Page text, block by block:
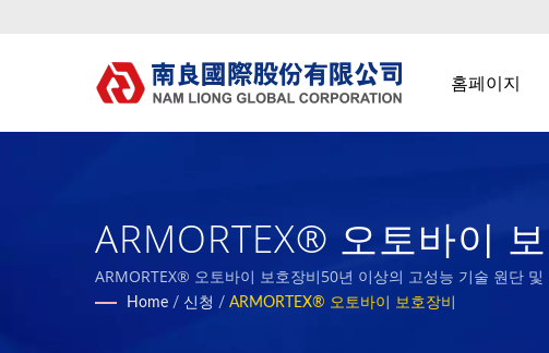
홈페이지
ARMORTEX® 오토바이
Nam Liong
ARMORTEX® 오토바이 보호장비50년 이상의 고성능 기술 원단
Home / 신청 / ARMORTEX® 오토바이 보호장비